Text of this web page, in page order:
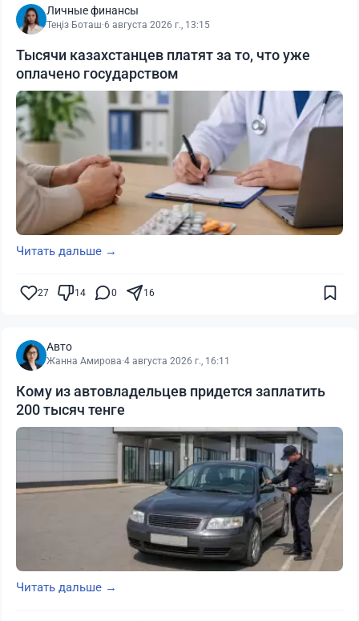
Личные финансы
Теңіз Боташ·6 августа 2026 г., 13:15
Тысячи казахстанцев платят за то, что уже
оплачено государством
Читать дальше →
27 14 0 16
Авто
Жанна Амирова·4 августа 2026 г., 16:11
Кому из автовладельцев придется заплатить
200 тысяч тенге
Читать дальше →